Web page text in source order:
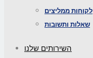
לקוחות ממליצים
שאלות ותשובות
השירותים שלנו